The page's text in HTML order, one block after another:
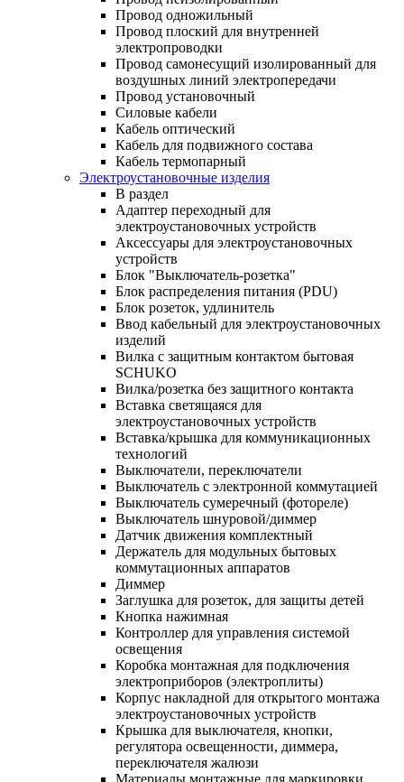
Провод одножильный
Провод плоский для внутренней
электропроводки
Провод самонесущий изолированный для
воздушных линий электропередачи
Провод установочный
Силовые кабели
Кабель оптический
Кабель для подвижного состава
Кабель термопарный
Электроустановочные изделия
В раздел
Адаптер переходный для
электроустановочных устройств
Аксессуары для электроустановочных
устройств
Блок "Выключатель-розетка"
Блок распределения питания (PDU)
Блок розеток, удлинитель
Ввод кабельный для электроустановочных
изделий
Вилка с защитным контактом бытовая
SCHUKO
Вилка/розетка без защитного контакта
Вставка светящаяся для
электроустановочных устройств
Вставка/крышка для коммуникационных
технологий
Выключатели, переключатели
Выключатель с электронной коммутацией
Выключатель сумеречный (фотореле)
Выключатель шнуровой/диммер
Датчик движения комплектный
Держатель для модульных бытовых
коммутационных аппаратов
Диммер
Заглушка для розеток, для защиты детей
Кнопка нажимная
Контроллер для управления системой
освещения
Коробка монтажная для подключения
электроприборов (электроплиты)
Корпус накладной для открытого монтажа
электроустановочных устройств
Крышка для выключателя, кнопки,
регулятора освещенности, диммера,
переключателя жалюзи
Материалы монтажные для маркировки